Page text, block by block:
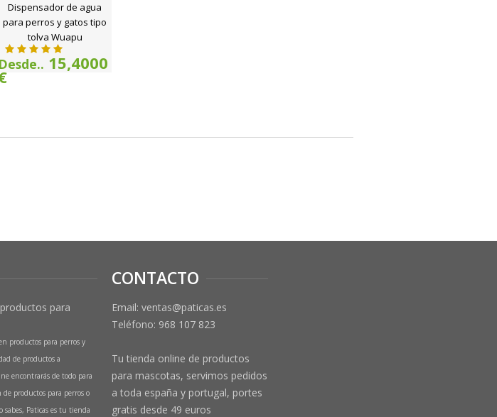
Dispensador de agua
para perros y gatos tipo
tolva Wuapu
Desde.. 15,4000
para
productos para perros y
de productos a
encontrarás de todo para
productos para perros o
Paticas es tu tienda
CONTACTO
Email: ventas@paticas.es
Teléfono: 968 107 823
Tu tienda online de productos
para mascotas, servimos pedidos
a toda españa y portugal, portes
gratis desde 49 euros